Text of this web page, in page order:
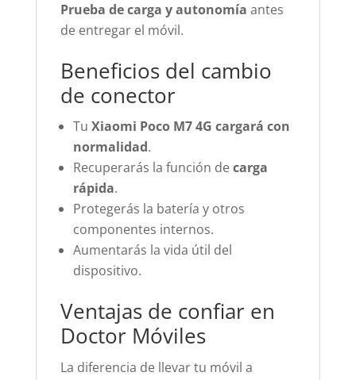
Prueba de carga y autonomía antes
de entregar el móvil.
Beneficios del cambio
de conector
Tu Xiaomi Poco M7 4G cargará con
normalidad.
Recuperarás la función decarga
rápida.
Protegerás la batería y otros
componentes internos.
Aumentarás la vida útil del
dispositivo.
Ventajas de confiar en
Doctor Móviles
La diferencia de llevar tu móvil a